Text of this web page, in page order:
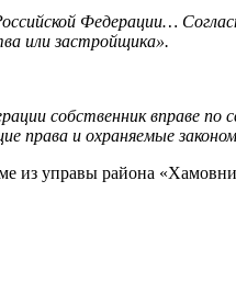
Федерации…
или застройщика».
собственник вправе
и охраняемые
из управы района